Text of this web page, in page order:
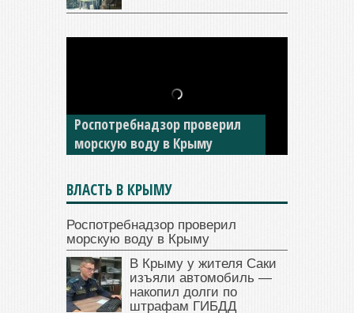
Роспотребнадзор проверил
морскую воду в Крыму
В Крыму у жителя Саки
изъяли автомобиль —
накопил долги по штрафам
ГИБДД
ВЛАСТЬ В КРЫМУ
Роспотребнадзор проверил
морскую воду в Крыму
В Крыму у жителя Саки
изъяли автомобиль —
накопил долги по
штрафам ГИБДД